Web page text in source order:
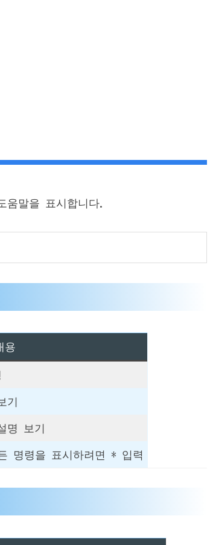
말을 표시합니다.
용
기
명 보기
명령을 표시하려면 * 입력